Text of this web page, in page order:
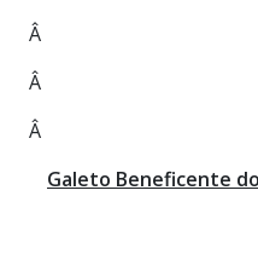
Â
Â
Â
Galeto Beneficente